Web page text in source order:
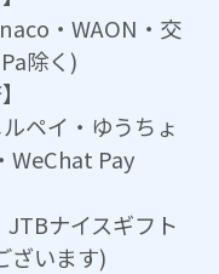
・WAON・交
除く)
ペイ・ゆうちょ
WeChat Pay
JTBナイスギフト
ざいます)